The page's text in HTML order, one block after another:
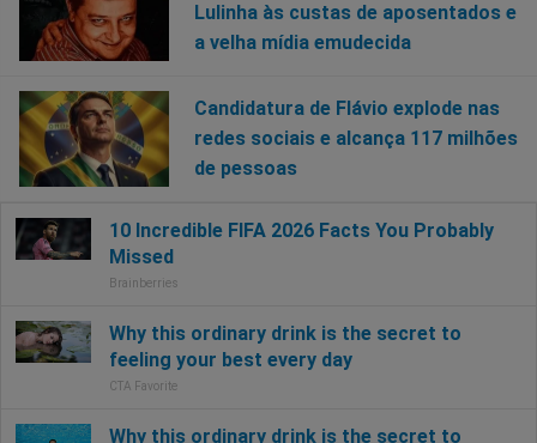
Lulinha às custas de aposentados e
a velha mídia emudecida
Candidatura de Flávio explode nas
redes sociais e alcança 117 milhões
de pessoas